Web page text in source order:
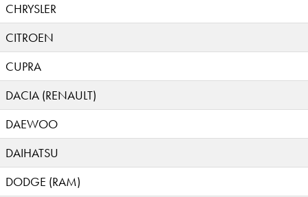
CHRYSLER
CITROEN
CUPRA
DACIA (RENAULT)
DAEWOO
DAIHATSU
DODGE (RAM)